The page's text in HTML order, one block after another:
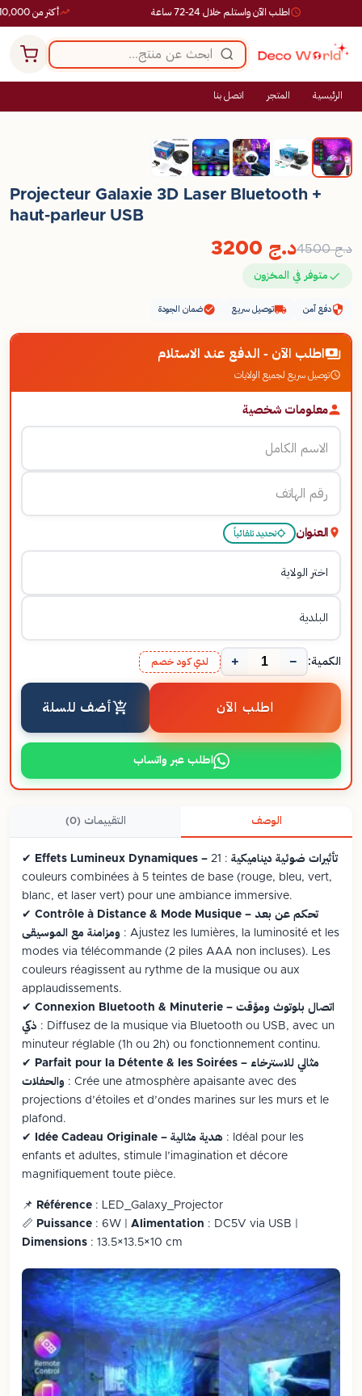
أكثر من 10,000 طلب ناجح اطلب الآن واستلم خلال 24-72 ساعة
الرئيسية المتجر اتصل بنا
-29%
Projecteur Galaxie 3D Laser Bluetooth +
haut-parleur USB
د.ج4500 د.ج
متوفر في المخزون
دفع آمن توصيل سريع ضمان الجودة
اطلب الآن - الدفع عند الاستلام
توصيل سريع لجميع الولايات
معلومات شخصية
العنوان تحديد تلقائياً
الكمية: −
+ لدي كود خصم
اطلب الآن أضف للسلة
اطلب عبر واتساب
الوصف التقييمات (0)
✔ Effets Lumineux Dynamiques – تأثيرات ضوئية ديناميكية
: 21
couleurs combinées à 5 teintes de base (rouge, bleu, vert,
blanc, et laser vert) pour une ambiance immersive.
✔ Contrôle à Distance & Mode Musique – تحكم عن بعد
ومزامنة مع الموسيقى : Ajustez les lumières, la luminosité et les
modes via télécommande (2 piles AAA non incluses). Les
couleurs réagissent au rythme de la musique ou aux
applaudissements.
✔ Connexion Bluetooth & Minuterie – اتصال بلوتوث ومؤقت
ذكي : Diffusez de la musique via Bluetooth ou USB, avec un
minuteur réglable (1h ou 2h) ou fonctionnement continu.
✔
Parfait pour la Détente & les Soirées – مثالي للاسترخاء
والحفلات : Crée une atmosphère apaisante avec des
projections d’étoiles et d’ondes marines sur les murs et le
plafond.
✔
Idée Cadeau Originale – هدية مثالية : Idéal pour les
enfants et adultes, stimule l’imagination et décore
magnifiquement toute pièce.
📌 Référence : LED_Galaxy_Projector
📏 Puissance : 6W | Alimentation : DC5V via USB |
Dimensions : 13.5×13.5×10 cm